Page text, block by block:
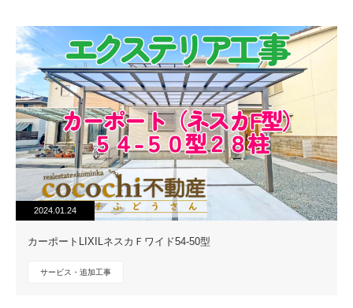
2024.01.24
カーポートLIXILネスカＦワイド54-50型
サービス・追加工事